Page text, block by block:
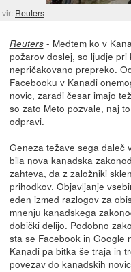
vir: Reuters
Reuters- Medtem ko v
požarov doslej, so ljudje
nepričakovano prepreko.
Facebooku v Kanadi
novic, zaradi česar imajo
so zato Meto pozvale, naj
odpravi.
Geneza težave sega daleč
bila nova kanadska
zahteva, da z založniki
prihodkov. Objavljanje
eden izmed razlogov za
mnenju kanadskega
dobički delijo. Podobno
sta se Facebook in Google
Kanadi pa bitka še traja in
povezav do kanadskih